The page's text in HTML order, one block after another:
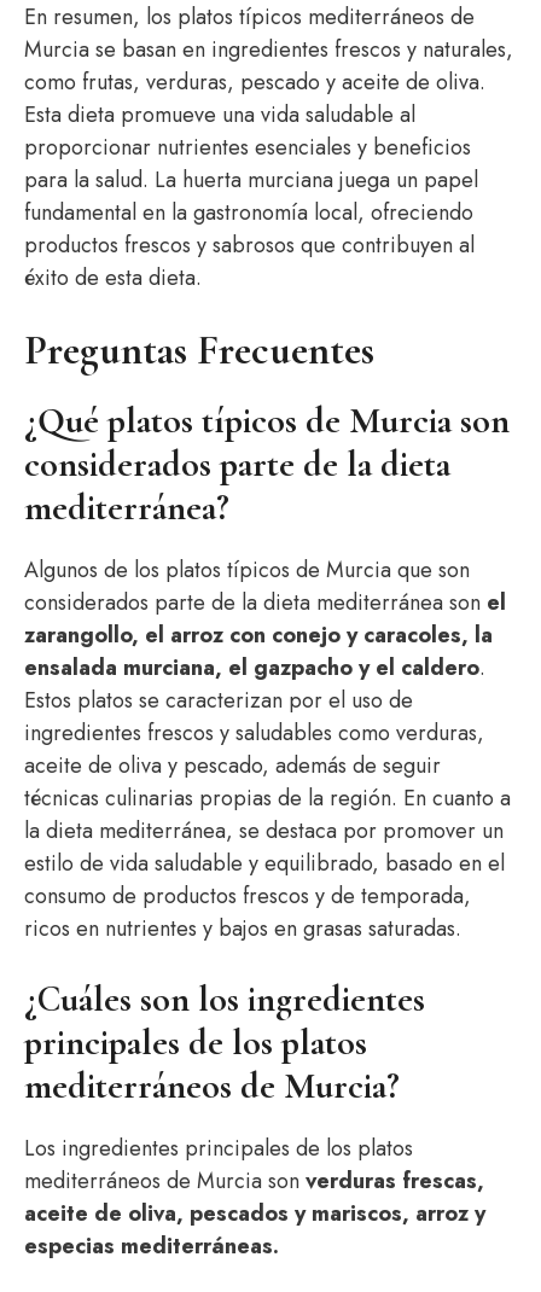
En resumen, los platos típicos mediterráneos de
Murcia se basan en ingredientes frescos y naturales,
como frutas, verduras, pescado y aceite de oliva.
Esta dieta promueve una vida saludable al
proporcionar nutrientes esenciales y beneficios
para la salud. La huerta murciana juega un papel
fundamental en la gastronomía local, ofreciendo
productos frescos y sabrosos que contribuyen al
éxito de esta dieta.
Preguntas Frecuentes
¿Qué platos típicos de Murcia son
considerados parte de la dieta
mediterránea?
Algunos de los platos típicos de Murcia que son
considerados parte de la dieta mediterránea son el
zarangollo, el arroz con conejo y caracoles, la
ensalada murciana, el gazpacho y el caldero.
Estos platos se caracterizan por el uso de
ingredientes frescos y saludables como verduras,
aceite de oliva y pescado, además de seguir
técnicas culinarias propias de la región. En cuanto a
la dieta mediterránea, se destaca por promover un
estilo de vida saludable y equilibrado, basado en el
consumo de productos frescos y de temporada,
ricos en nutrientes y bajos en grasas saturadas.
¿Cuáles son los ingredientes
principales de los platos
mediterráneos de Murcia?
Los ingredientes principales de los platos
mediterráneos de Murcia sonverduras frescas,
aceite de oliva, pescados y mariscos, arroz y
especias mediterráneas.